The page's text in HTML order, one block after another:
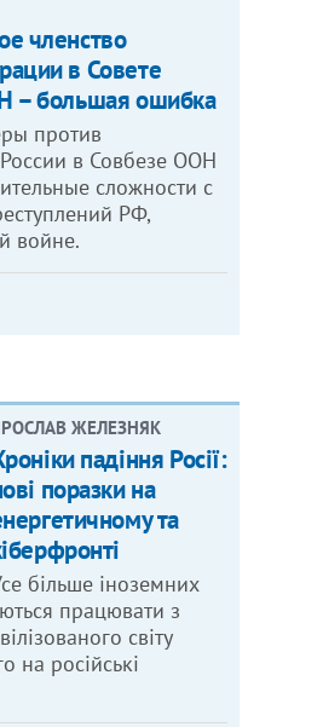
членство
в Совете
– большая ошибка
против
в Совбезе ООН
сложности с
РФ,
войне.
ЖЕЛЕЗНЯК
падіння Росії:
поразки на
та
більше іноземних
працювати з
світу
на російські